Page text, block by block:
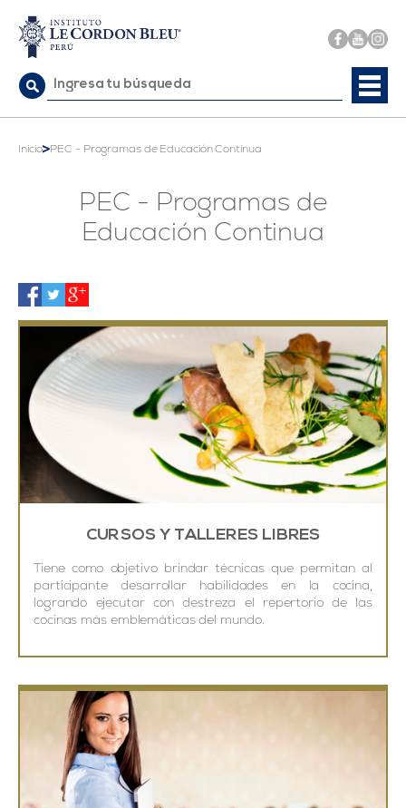
Buscar:
Inicio>PEC - Programas de Educación Continua
PEC - Programas de
Educación Continua
CURSOS Y TALLERES LIBRES
Tiene como objetivo brindar técnicas que permitan al
participante desarrollar habilidades en la cocina,
logrando ejecutar con destreza el repertorio de las
cocinas más emblemáticas del mundo.
SABER MÁS